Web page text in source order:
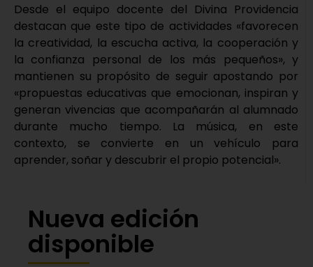
Desde el equipo docente del Divina Providencia
destacan que este tipo de actividades «favorecen
la creatividad, la escucha activa, la cooperación y
la confianza personal de los más pequeños», y
mantienen su propósito de seguir apostando por
«propuestas educativas que emocionan, inspiran y
generan vivencias que acompañarán al alumnado
durante mucho tiempo. La música, en este
contexto, se convierte en un vehículo para
aprender, soñar y descubrir el propio potencial».
Nueva edición
disponible